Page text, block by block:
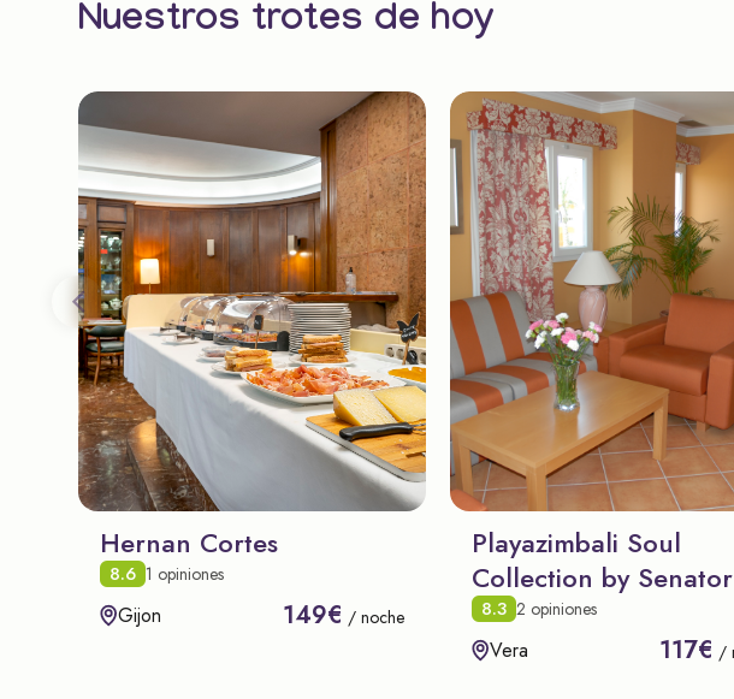
Nuestros trotes de hoy
Hernan Cortes
8.6 1 opiniones
Gijon 149€ / noche
Playazimbali Soul
Collection by Senator
8.3 2 opiniones
Vera 117€ /